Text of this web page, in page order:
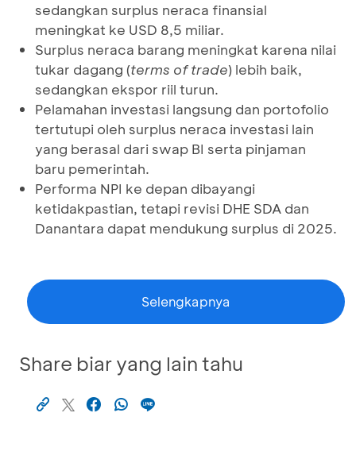
sedangkan surplus neraca finansial
meningkat ke USD 8,5 miliar.
Surplus neraca barang meningkat karena nilai
tukar dagang (terms of trade) lebih baik,
sedangkan ekspor riil turun.
Pelamahan investasi langsung dan portofolio
tertutupi oleh surplus neraca investasi lain
yang berasal dari swap BI serta pinjaman
baru pemerintah.
Performa NPI ke depan dibayangi
ketidakpastian, tetapi revisi DHE SDA dan
Danantara dapat mendukung surplus di 2025.
Selengkapnya
Share biar yang lain tahu